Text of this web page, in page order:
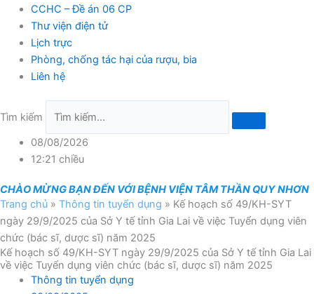
CCHC – Đề án 06 CP
Thư viện điện tử
Lịch trực
Phòng, chống tác hại của rượu, bia
Liên hệ
Tìm kiếm
08/08/2026
12:21 chiều
CHÀO MỪNG BẠN ĐẾN VỚI BỆNH VIỆN TÂM THẦN QUY NHƠN
Trang chủ » Thông tin tuyển dụng » Kế hoạch số 49/KH-SYT
ngày 29/9/2025 của Sở Y tế tỉnh Gia Lai về việc Tuyển dụng viên
chức (bác sĩ, dược sĩ) năm 2025
Kế hoạch số 49/KH-SYT ngày 29/9/2025 của Sở Y tế tỉnh Gia Lai
về việc Tuyển dụng viên chức (bác sĩ, dược sĩ) năm 2025
Thông tin tuyển dụng